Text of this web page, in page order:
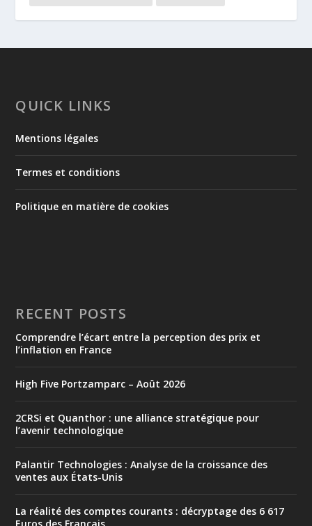
QUICK LINKS
Mentions légales
Termes et conditions
Politique en matière de cookies
RECENT POSTS
Comprendre l’écart entre la perception des prix et
l’inflation en France
High Five Portzamparc – Août 2026
2CRSi et Quanthor : une alliance stratégique pour
l’avenir technologique
Palantir Technologies : Analyse de la croissance des
ventes aux États-Unis
La réalité des comptes courants : décryptage des 6 617
Euros des Français